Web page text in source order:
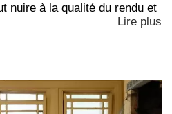
nuire à la qualité du rendu et
Lire plus